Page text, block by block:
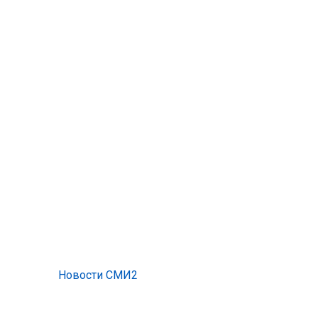
Новости СМИ2